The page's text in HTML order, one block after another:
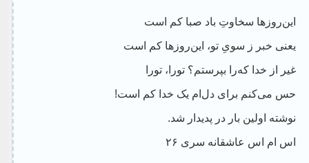
این‌روزها سخاوتِ باد صبا کم است
یعنی خبر ز سویِ تو، این‌روزها کم است
غیر از خدا که‌را بپرستم؟ تورا، تورا
حس می‌کنم برای دل‌ام یک خدا کم است!
نوشته اولین بار در پدیدار شد.
اس ام اس عاشقانه سری ۲۶